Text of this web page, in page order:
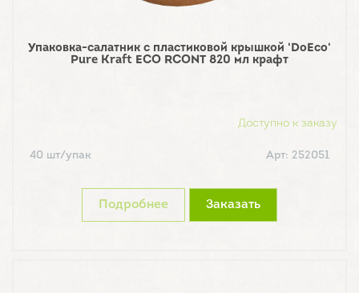
Упаковка-салатник с пластиковой крышкой 'DoEco'
Pure Kraft ECO RCONT 820 мл крафт
Доступно к заказу
40 шт/упак Арт: 252051
Подробнее Заказать